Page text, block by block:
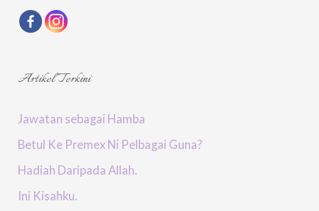
h
Artikel Terkini
Jawatan sebagai Hamba
Betul Ke Premex Ni Pelbagai Guna?
Hadiah Daripada Allah.
Ini Kisahku.